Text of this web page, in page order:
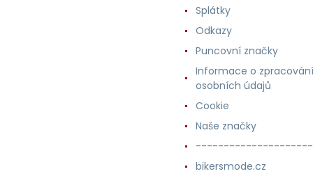
Splátky
Odkazy
Puncovní značky
Informace o zpracování
osobních údajů
Cookie
Naše značky
bikersmode.cz